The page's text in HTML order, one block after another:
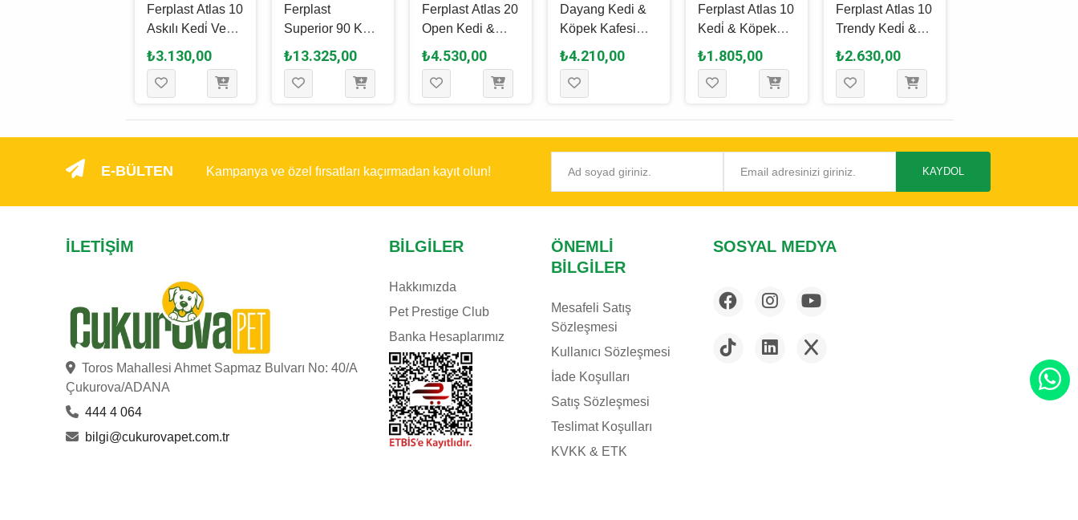
Ferplast Atlas 10
Askılı Kedi̇ Ve
Köpek Taşıma
Çantası 32.5 x
48 x 29 Cm
₺3.130,00
Ferplast
Superior 90 Kedi
& Köpek Taşıma
Kafesi 92 x 58.5
x 62.5 Cm
₺13.325,00
Ferplast Atlas 20
Open Kedi &
Köpek Kafesi 37
x 58 x 32 Cm
₺4.530,00
Dayang Kedi &
Köpek Kafesi
Siyah - 78 x 48 x
55 Cm
₺4.210,00
Ferplast Atlas 10
Kedi̇ & Köpek
Taşıma Çantası
32.5 x 48 x 29
Cm
₺1.805,00
Ferplast Atlas 10
Trendy Kedi̇ &
Köpek Taşıma
Çantasi - Karışık
Renkli̇ 32.5 x 48
₺2.630,00
E-BÜLTEN Kampanya ve özel fırsatları kaçırmadan kayıt olun! KAYDOL
İLETIŞIM
Toros Mahallesi Ahmet Sapmaz Bulvarı No: 40/A
Çukurova/ADANA
444 4 064
bilgi@cukurovapet.com.tr
BILGILER
Hakkımızda
Pet Prestige Club
Banka Hesaplarımız
ÖNEMLI
BILGILER
Mesafeli Satış
Sözleşmesi
Kullanıcı Sözleşmesi
İade Koşulları
Satış Sözleşmesi
Teslimat Koşulları
KVKK & ETK
SOSYAL MEDYA